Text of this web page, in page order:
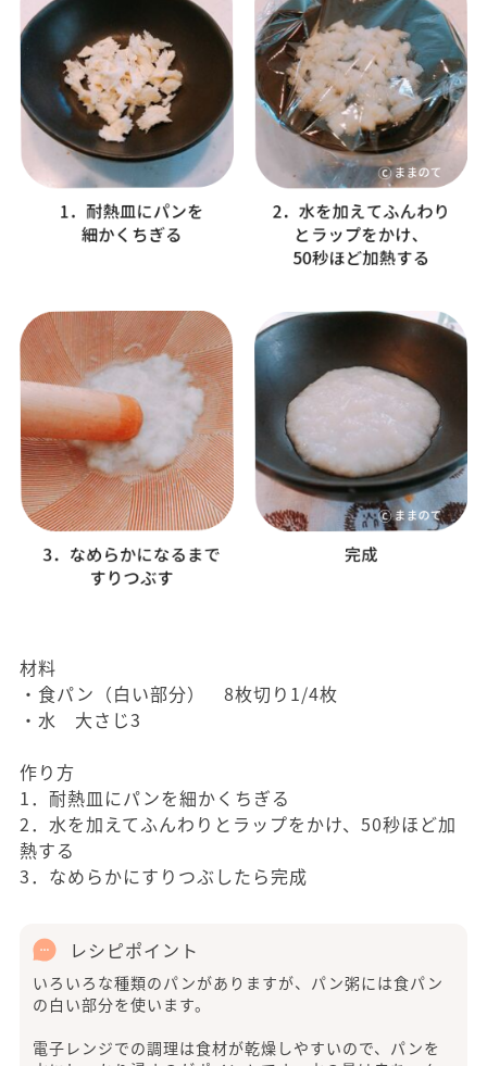
材料
・食パン（白い部分） 8枚切り1/4枚
・水 大さじ3
作り方
1．耐熱皿にパンを細かくちぎる
2．水を加えてふんわりとラップをかけ、50秒ほど加
熱する
3．なめらかにすりつぶしたら完成
レシピポイント
いろいろな種類のパンがありますが、パン粥には食パン
の白い部分を使います。
電子レンジでの調理は食材が乾燥しやすいので、パンを